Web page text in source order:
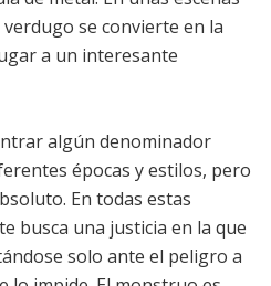
se convierte en la
a un interesante
algún denominador
épocas y estilos, pero
En todas estas
busca una justicia en la que
solo ante el peligro a